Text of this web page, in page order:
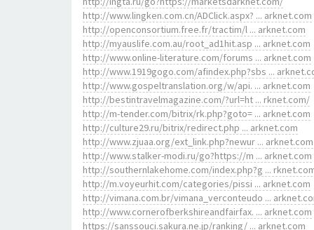
http://www.lingken.com.cn/ADClick.aspx? ... arknet.com
http://openconsortium.free.fr/tractim/l ... arknet.com
http://myauslife.com.au/root_ad1hit.asp ... arknet.com
http://www.online-literature.com/forums ... arknet.com
http://www.1919gogo.com/afindex.php?sbs ...
http://www.gospeltranslation.org/w/api. ... arknet.com
http://bestintravelmagazine.com/?url=ht ... rknet.com/
http://m-tender.com/bitrix/rk.php?goto= ... arknet.com
http://culture29.ru/bitrix/redirect.php ... arknet.com
http://www.zjuaa.org/ext_link.php?newur ... arknet.com
http://www.stalker-modi.ru/go?https://m ... arknet.com
http://southernlakehome.com/index.php?g ...
http://m.voyeurhit.com/categories/pissi ... arknet.com
http://vimana.com.br/vimana_verconteudo ...
http://www.cornerofberkshireandfairfax. ... arknet.com
https://sanssouci.sakura.ne.jp/ranking/ ... arknet.com